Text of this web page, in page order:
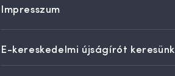
Impresszum
E-kereskedelmi újságírót keresünk